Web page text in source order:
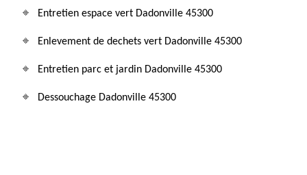
Entretien espace vert Dadonville 45300
Enlevement de dechets vert Dadonville 45300
Entretien parc et jardin Dadonville 45300
Dessouchage Dadonville 45300